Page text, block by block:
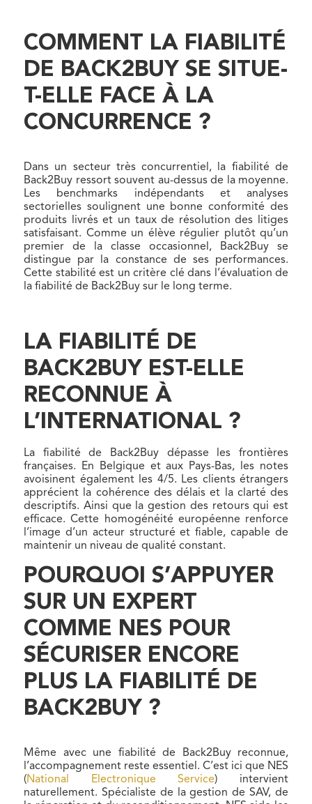
COMMENT LA FIABILITÉ
DE BACK2BUY SE SITUE-
T-ELLE FACE À LA
CONCURRENCE ?
Dans un secteur très concurrentiel, la fiabilité de
Back2Buy ressort souvent au-dessus de la moyenne.
Les benchmarks indépendants et analyses
sectorielles soulignent une bonne conformité des
produits livrés et un taux de résolution des litiges
satisfaisant. Comme un élève régulier plutôt qu’un
premier de la classe occasionnel, Back2Buy se
distingue par la constance de ses performances.
Cette stabilité est un critère clé dans l’évaluation de
la fiabilité de Back2Buy sur le long terme.
LA FIABILITÉ DE
BACK2BUY EST-ELLE
RECONNUE À
L’INTERNATIONAL ?
La fiabilité de Back2Buy dépasse les frontières
françaises. En Belgique et aux Pays-Bas, les notes
avoisinent également les 4/5. Les clients étrangers
apprécient la cohérence des délais et la clarté des
descriptifs. Ainsi que la gestion des retours qui est
efficace. Cette homogénéité européenne renforce
l’image d’un acteur structuré et fiable, capable de
maintenir un niveau de qualité constant.
POURQUOI S’APPUYER
SUR UN EXPERT
COMME NES POUR
SÉCURISER ENCORE
PLUS LA FIABILITÉ DE
BACK2BUY ?
Même avec une fiabilité de Back2Buy reconnue,
l’accompagnement reste essentiel. C’est ici que NES
(National Electronique Service) intervient
naturellement. Spécialiste de la gestion de SAV, de